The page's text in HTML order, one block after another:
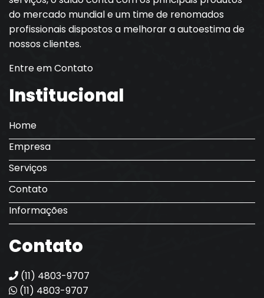
do mercado mundial e um time de renomados
profissionais dispostos a melhorar a autoestima de
nossos clientes.
Entre em Contato
Institucional
Home
Empresa
Serviços
Contato
Informações
Contato
(11) 4803-9707
(11) 4803-9707